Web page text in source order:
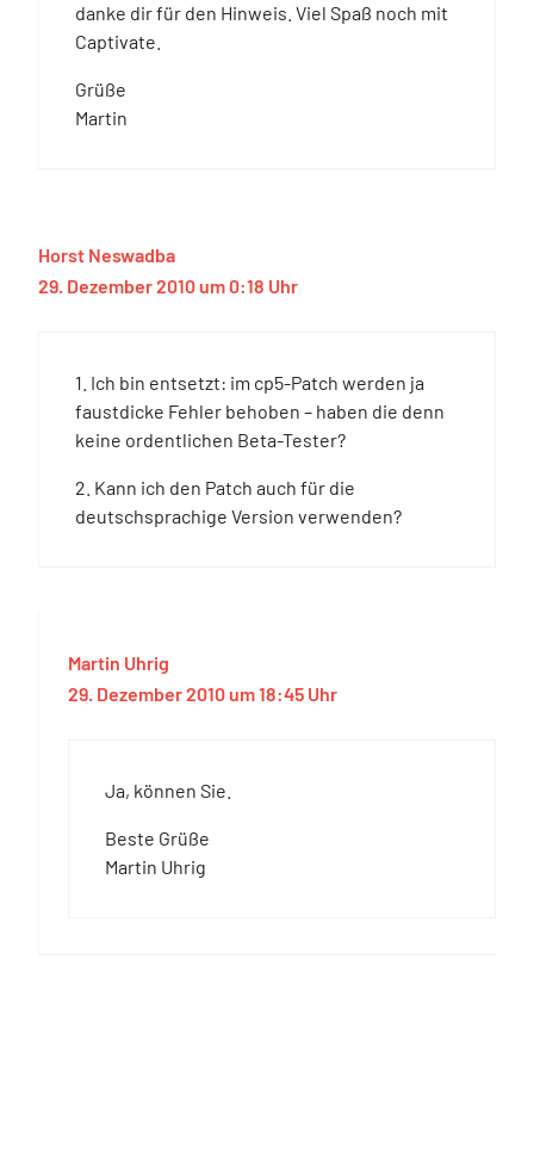
danke dir für den Hinweis. Viel Spaß noch mit
Captivate.
Grüße
Martin
Horst Neswadba
29. Dezember 2010 um 0:18 Uhr
1. Ich bin entsetzt: im cp5-Patch werden ja
faustdicke Fehler behoben – haben die denn
keine ordentlichen Beta-Tester?
2. Kann ich den Patch auch für die
deutschsprachige Version verwenden?
Martin Uhrig
29. Dezember 2010 um 18:45 Uhr
Ja, können Sie.
Beste Grüße
Martin Uhrig